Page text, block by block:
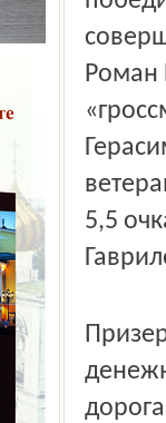
Роман
5,5